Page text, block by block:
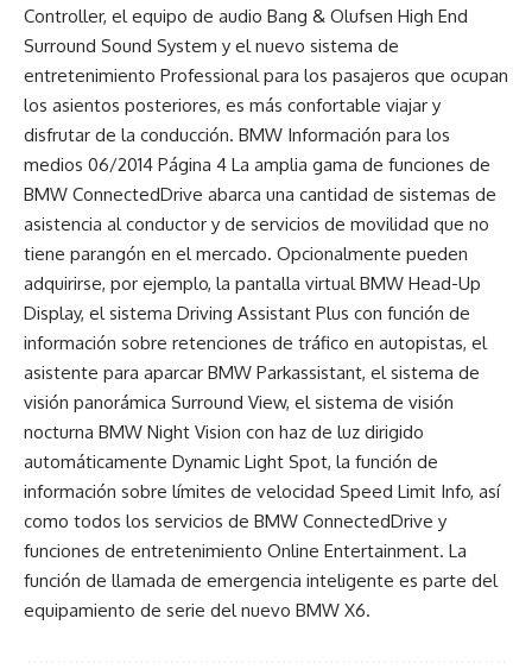
Controller, el equipo de audio Bang & Olufsen High End
Surround Sound System y el nuevo sistema de
entretenimiento Professional para los pasajeros que ocupan
los asientos posteriores, es más confortable viajar y
disfrutar de la conducción. BMW Información para los
medios 06/2014 Página 4 La amplia gama de funciones de
BMW ConnectedDrive abarca una cantidad de sistemas de
asistencia al conductor y de servicios de movilidad que no
tiene parangón en el mercado. Opcionalmente pueden
adquirirse, por ejemplo, la pantalla virtual BMW Head-Up
Display, el sistema Driving Assistant Plus con función de
información sobre retenciones de tráfico en autopistas, el
asistente para aparcar BMW Parkassistant, el sistema de
visión panorámica Surround View, el sistema de visión
nocturna BMW Night Vision con haz de luz dirigido
automáticamente Dynamic Light Spot, la función de
información sobre límites de velocidad Speed Limit Info, así
como todos los servicios de BMW ConnectedDrive y
funciones de entretenimiento Online Entertainment. La
función de llamada de emergencia inteligente es parte del
equipamiento de serie del nuevo BMW X6.